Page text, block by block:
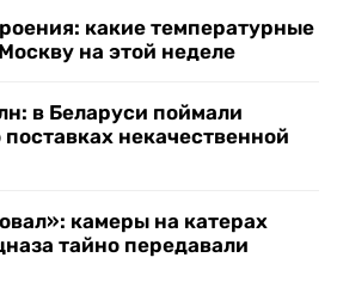
какие температурные
на этой неделе
в Беларуси поймали
некачественной
камеры на катерах
тайно передавали